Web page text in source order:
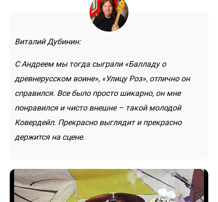
Виталий Дубинин:
С Андреем мы тогда сыграли «Балладу о
древнерусском воине», «Улицу Роз», отлично он
справился. Все было просто шикарно, он мне
понравился и чисто внешне – такой молодой
Ковердейл. Прекрасно выглядит и прекрасно
держится на сцене.